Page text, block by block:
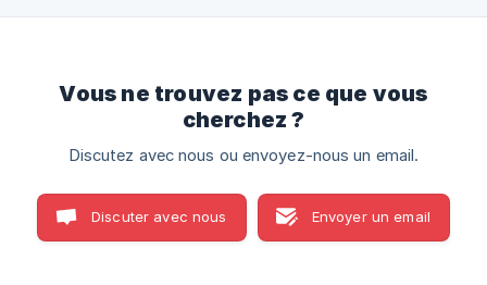
Vous ne trouvez pas ce que vous
cherchez ?
Discutez avec nous ou envoyez-nous un email.
Discuter avec nous Envoyer un email